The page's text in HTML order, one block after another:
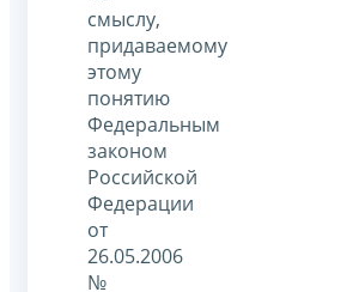
смыслу,
придаваемому
этому
понятию
Федеральным
законом
Российской
Федерации
от
26.05.2006
№